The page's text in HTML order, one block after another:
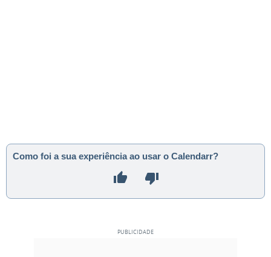
Como foi a sua experiência ao usar o Calendarr?